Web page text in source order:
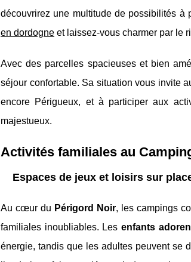
découvrirez une multitude de possibilités à
en dordogne et laissez-vous charmer par le
Avec des parcelles spacieuses et bien
séjour confortable. Sa situation vous invite
encore Périgueux, et à participer aux
majestueux.
Activités familiales au
Espaces de jeux et loisirs sur
Au cœur du Périgord Noir, les campings
familiales inoubliables. Les enfants
énergie, tandis que les adultes peuvent se